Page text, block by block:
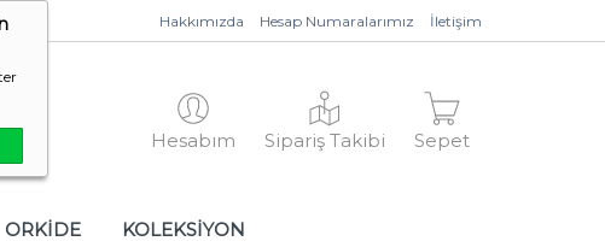
Hakkımızda Hesap Numaralarımız İletişim
Hesabım Sipariş Takibi Sepet
ORKİDE KOLEKSİYON